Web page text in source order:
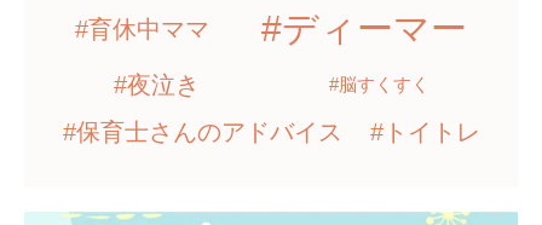
#育休中ママ #ディーマー
#夜泣き #脳すくすく
#保育士さんのアドバイス #トイトレ